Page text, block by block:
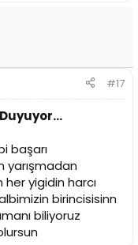
#17
başarı
yarışmadan
yigidin harcı
birincisisinn
biliyoruz